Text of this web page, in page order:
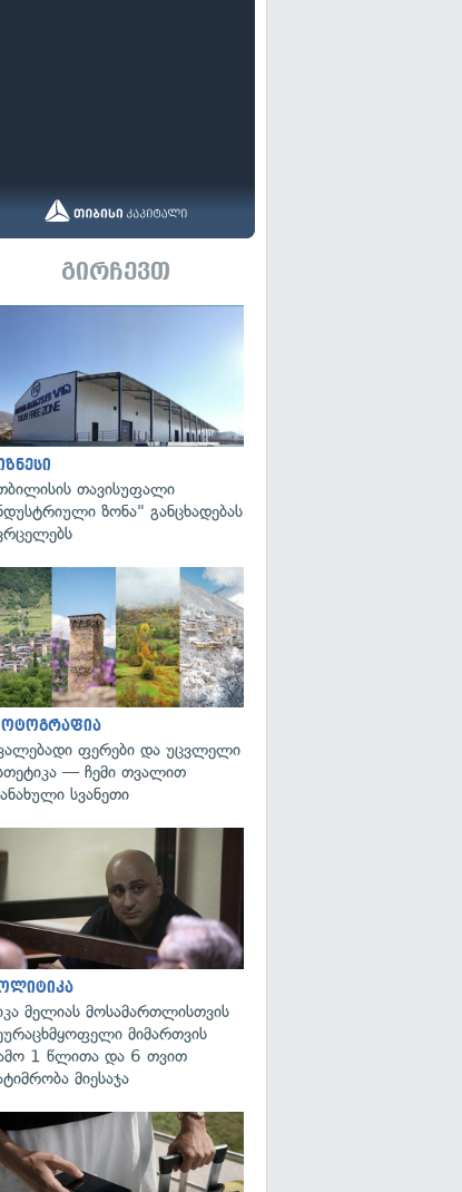
გირჩევთ
თავისუფალი
ზონა" განცხადებას
ფერები და უცვლელი
— ჩემი თვალით
სვანეთი
მელიას მოსამართლისთვის
მიმართვის
1 წლითა და 6 თვით
მიესაჯა